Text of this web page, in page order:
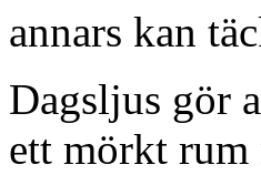
annars kan
Dagsljus gör
ett mörkt rum